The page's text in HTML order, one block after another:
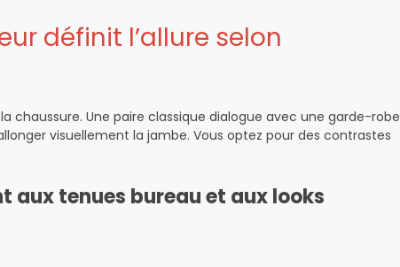
définit l’allure selon
Une paire classique dialogue avec une garde-robe
visuellement la jambe. Vous optez pour des contrastes
aux tenues bureau et aux looks